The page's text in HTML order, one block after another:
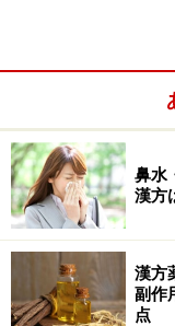
かなる損害について
情報提供者は一切の
鼻水
漢方
漢方
副作
点